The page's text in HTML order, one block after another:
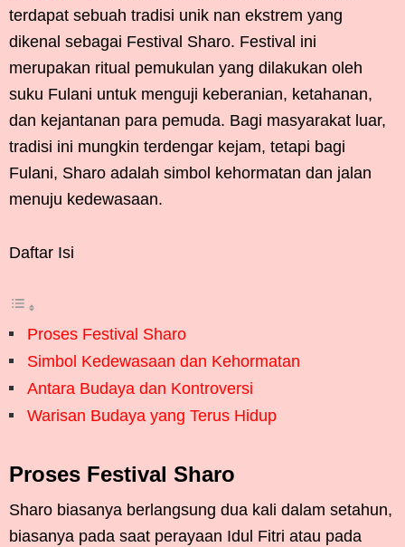
terdapat sebuah tradisi unik nan ekstrem yang
dikenal sebagai Festival Sharo. Festival ini
merupakan ritual pemukulan yang dilakukan oleh
suku Fulani untuk menguji keberanian, ketahanan,
dan kejantanan para pemuda. Bagi masyarakat luar,
tradisi ini mungkin terdengar kejam, tetapi bagi
Fulani, Sharo adalah simbol kehormatan dan jalan
menuju kedewasaan.
Daftar Isi
Proses Festival Sharo
Simbol Kedewasaan dan Kehormatan
Antara Budaya dan Kontroversi
Warisan Budaya yang Terus Hidup
Proses Festival Sharo
Sharo biasanya berlangsung dua kali dalam setahun,
biasanya pada saat perayaan Idul Fitri atau pada